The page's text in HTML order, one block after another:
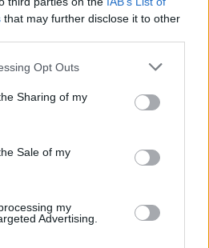
that may further disclose it to other
Opt Outs
Sharing of my
Sale of my
my
Advertising.
d5252t
för 21 timmar sedani
Generell felsökning
efter byte av bromsok